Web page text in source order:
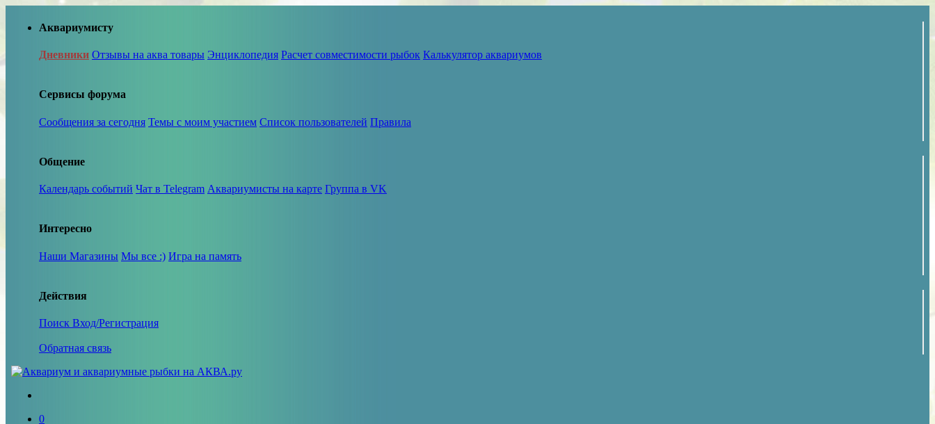
Аквариумисту
Дневники Отзывы на аква товары Энциклопедия Расчет совместимости рыбок Калькулятор аквариумов
Сервисы форума
Сообщения за сегодня Темы с моим участием Список пользователей Правила
Общение
Календарь событий Чат в Telegram Аквариумисты на карте Группа в VK
Интересно
Наши Магазины Мы все :) Игра на память
Действия
Поиск Вход/Регистрация
Обратная связь
0